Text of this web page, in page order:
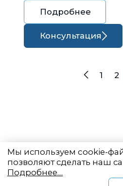
Подробнее
Консультация
Назад
1 2
Мы используем cookie-
позволяют сделать наш
Подробнее…